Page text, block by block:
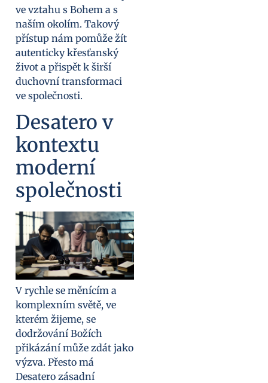
ve vztahu s Bohem a s
naším okolím. Takový
přístup nám pomůže žít
autenticky křesťanský
život a přispět k širší
duchovní transformaci
ve společnosti.
Desatero v
kontextu
moderní
společnosti
V rychle se měnícím a
komplexním světě, ve
kterém žijeme, se
dodržování Božích
přikázání může zdát jako
výzva. Přesto má
Desatero zásadní